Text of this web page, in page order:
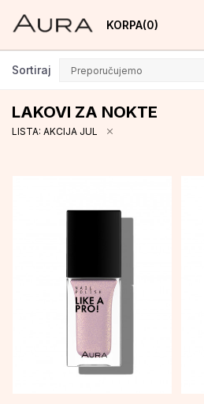
KORPA 0
LAKOVI ZA NOKTE
Sortiraj
LISTA: AKCIJA JUL